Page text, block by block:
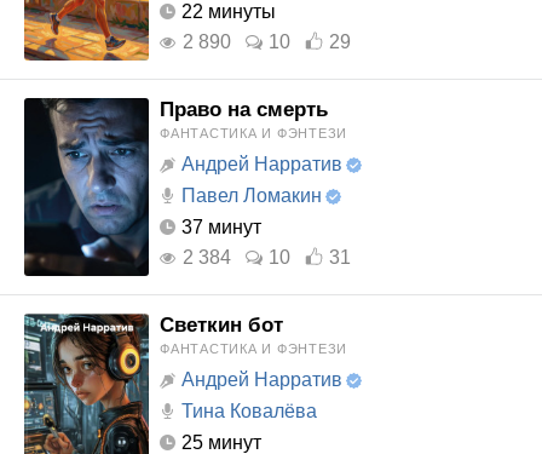
22 минуты
2 890
10 29
Право на смерть
ФАНТАСТИКА И ФЭНТЕЗИ
Андрей Нарратив
Павел Ломакин
37 минут
2 384
10 31
Светкин бот
ФАНТАСТИКА И ФЭНТЕЗИ
Андрей Нарратив
Тина Ковалёва
25 минут